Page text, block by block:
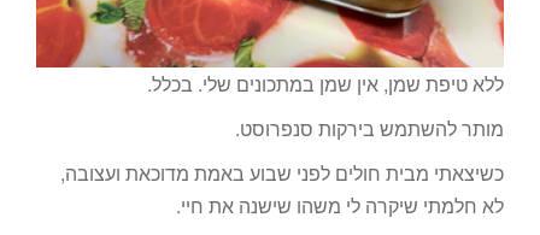
ללא טיפת שמן, אין שמן במתכונים שלי. בכלל.
מותר להשתמש בירקות סנפרוסט.
כשיצאתי מבית חולים לפני שבוע באמת מדוכאת ועצובה,
לא חלמתי שיקרה לי משהו שישנה את חיי.